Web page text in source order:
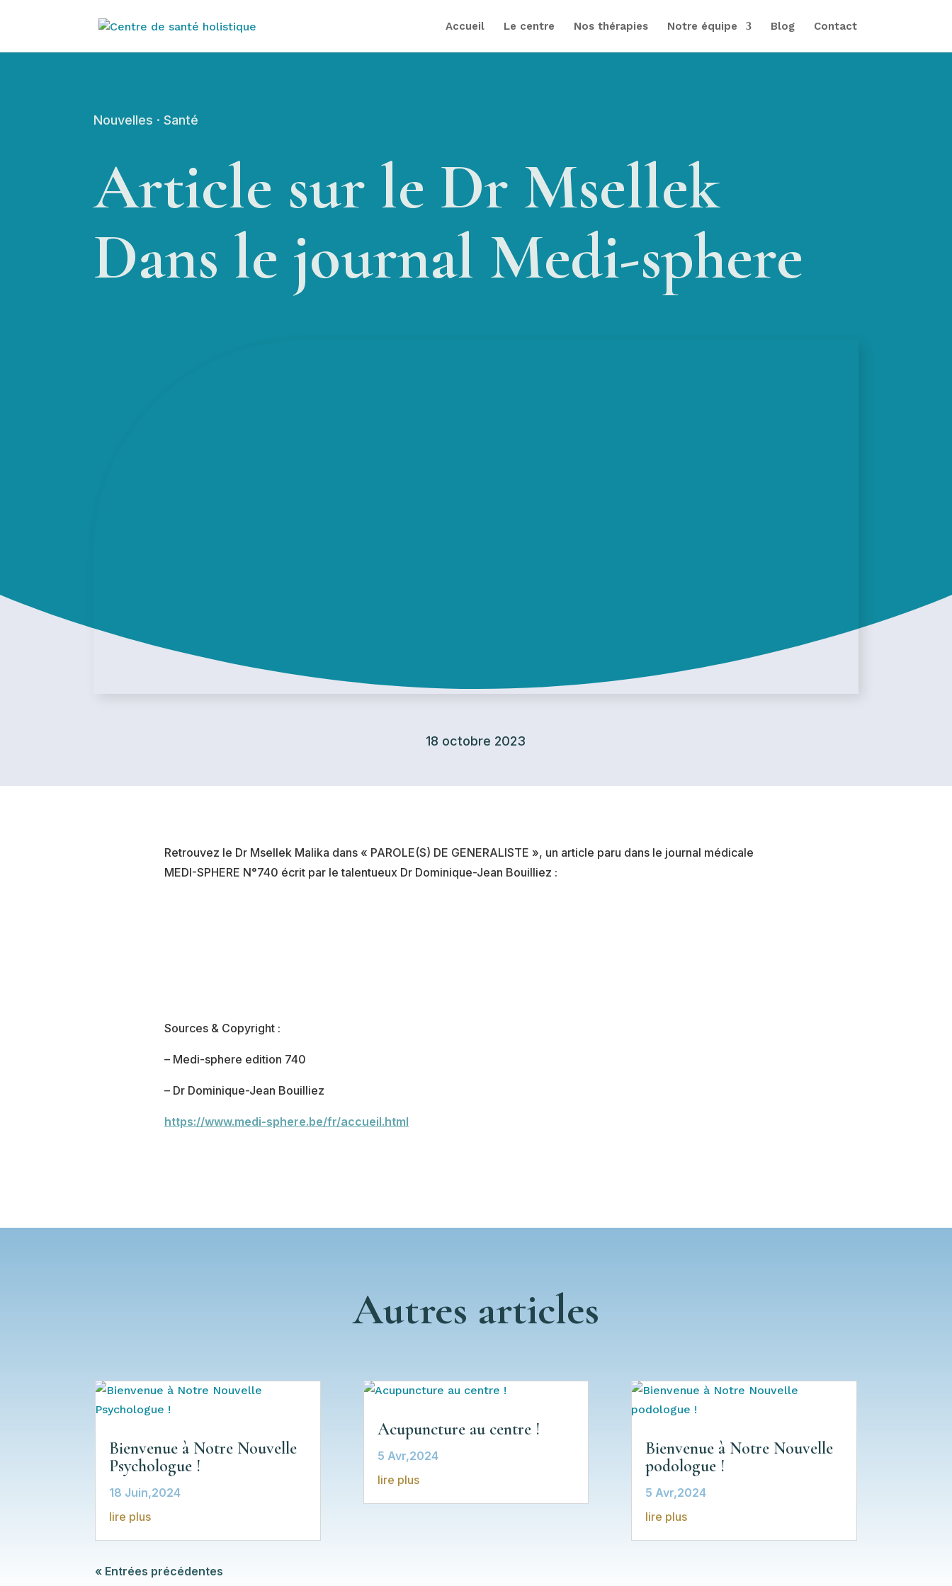
Accueil Le centre Nos thérapies Notre équipe Blog Contact
Nouvelles · Santé
Article sur le Dr Msellek
Dans le journal Medi-sphere
18 octobre 2023
Retrouvez le Dr Msellek Malika dans « PAROLE(S) DE GENERALISTE », un article paru dans le journal médicale
MEDI-SPHERE N°740 écrit par le talentueux Dr Dominique-Jean Bouilliez :
Sources & Copyright :
– Medi-sphere edition 740
– Dr Dominique-Jean Bouilliez
https://www.medi-sphere.be/fr/accueil.html
Autres articles
Bienvenue à Notre Nouvelle
Psychologue !
18 Juin,2024
lire plus
Acupuncture au centre !
5 Avr,2024
lire plus
Bienvenue à Notre Nouvelle
podologue !
5 Avr,2024
lire plus
« Entrées précédentes